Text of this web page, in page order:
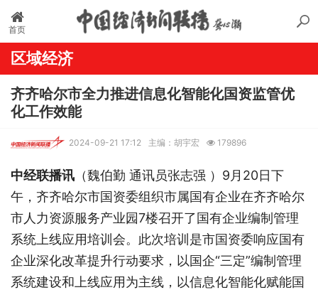
首页
区域经济
齐齐哈尔市全力推进信息化智能化国资监管优
化工作效能
2024-09-21 17:12 主编：胡宇宏 179896
中经联播讯 （魏伯勤 通讯员张志强 ）9月20日下
午，齐齐哈尔市国资委组织市属国有企业在齐齐哈尔
市人力资源服务产业园7楼召开了国有企业编制管理
系统上线应用培训会。此次培训是市国资委响应国有
企业深化改革提升行动要求，以国企“三定”编制管理
系统建设和上线应用为主线，以信息化智能化赋能国